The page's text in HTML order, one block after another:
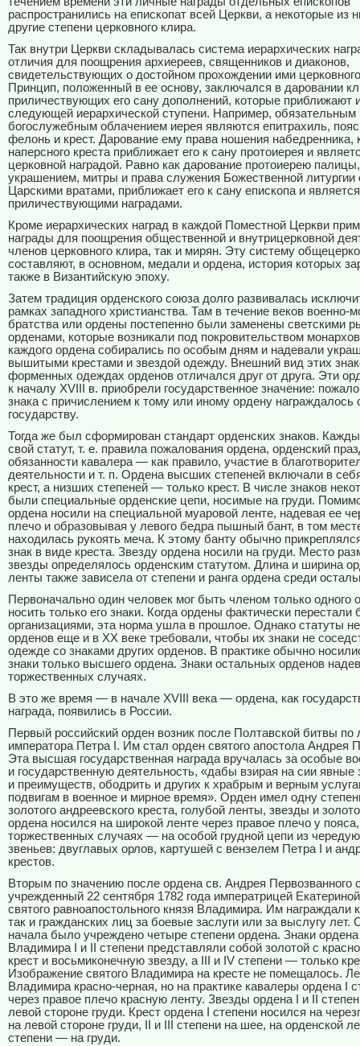
распространились на епископат всей Церкви, а некоторые из
другие степени церковного клира.
Так внутри Церкви складывалась система иерархических
отличия для поощрения архиереев, священников и диаконов,
свидетельствующих о достойном прохождении ими
Принцип, положенный в ее основу, заключался в даровании
приличествующих его сану дополнений, которые приближают
следующей иерархической ступени. Например, обязательным
богослужебным облачением иерея являются епитрахиль,
фелонь и крест. Дарование ему права ношения набедренника,
наперсного креста приближает его к сану протоиерея и
церковной наградой. Равно как дарование протоиерею
украшением, митры и права служения Божественной литургии
Царскими вратами, приближает его к сану епископа и
приличествующими наградами.
Кроме иерархических наград в каждой Поместной Церкви
награды для поощрения общественной и внутрицерковной
членов церковного клира, так и мирян. Эту систему
составляют, в основном, медали и ордена, история которых
также в Византийскую эпоху.
Затем традиция орденского союза долго развивалась
рамках западного христианства. Там в течение веков военно-
братства или ордены постепенно были заменены светскими
орденами, которые возникали под покровительством
каждого ордена собирались по особым дням и надевали
вышитыми крестами и звездой одежду. Внешний вид этих
форменных одеждах орденов отличался друг от друга. Эти
к началу XVIII в. приобрели государственное значение:
знака с причислением к тому или иному ордену награждалось
государству.
Тогда же был сформирован стандарт орденских знаков.
свой статут, т. е. правила пожалования ордена, орденский
обязанности кавалера — как правило, участие в
деятельности и т. п. Ордена высших степеней включали в
крест, а низших степеней — только крест. В числе знаков
были специальные орденские цепи, носимые на груди.
ордена носили на специальной муаровой ленте, надевая ее
плечо и образовывая у левого бедра пышный бант, в том
находилась рукоять меча. К этому банту обычно
знак в виде креста. Звезду ордена носили на груди. Место
звезды определялось орденским статутом. Длина и ширина
ленты также зависела от степени и ранга ордена среди
Первоначально один человек мог быть членом только одного
носить только его знаки. Когда ордены фактически перестали
организациями, эта норма ушла в прошлое. Однако статуты
орденов еще и в ХХ веке требовали, чтобы их знаки не
одежде со знаками других орденов. В практике обычно
знаки только высшего ордена. Знаки остальных орденов
торжественных случаях.
В это же время — в начале XVIII века — ордена, как
награда, появились в России.
Первый российский орден возник после Полтавской битвы по
императора Петра I. Им стал орден cвятого апостола Андрея
Эта высшая государственная награда вручалась за особые
и государственную деятельность, «дабы взирая на сии явные
и преимуществ, ободрить и других к храбрым и верным
подвигам в военное и мирное время». Орден имел одну
золотого андреевского креста, голубой ленты, звезды и
ордена носился на широкой ленте через правое плечо у
торжественных случаях — на особой грудной цепи из
звеньев: двуглавых орлов, картушей с вензелем Петра I и
крестов.
Вторым по значению после ордена св. Андрея Первозванного
учрежденный 22 сентября 1782 года императрицей
святого равноапостольного князя Владимира. Им награждали
так и гражданских лиц за боевые заслуги или за выслугу лет.
начала было учреждено четыре степени ордена. Знаки
Владимира I и II степени представляли собой золотой с
крест и восьмиконечную звезду, а III и IV степени — только
Изображение святого Владимира на кресте не помещалось.
Владимира красно-черная, но на практике кавалеры ордена I
через правое плечо красную ленту. Звезды ордена I и II
левой стороне груди. Крест ордена I степени носился на
на левой стороне груди, II и III степени на шее, на орденской
степени — на груди.